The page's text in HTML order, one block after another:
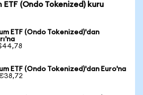
ETF (Ondo Tokenized) kuru
ETF (Ondo Tokenized)'dan
ETF (Ondo Tokenized)'dan Euro'na